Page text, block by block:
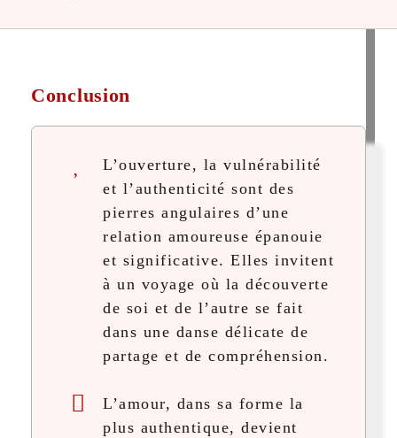
Conclusion
L’ouverture, la vulnérabilité
et l’authenticité sont des
pierres angulaires d’une
relation amoureuse épanouie
et significative. Elles invitent
à un voyage où la découverte
de soi et de l’autre se fait
dans une danse délicate de
partage et de compréhension.
L’amour, dans sa forme la
plus authentique, devient